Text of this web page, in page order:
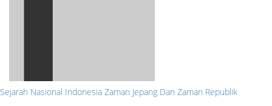
Sejarah Nasional Indonesia Zaman Jepang Dan Zaman Republik